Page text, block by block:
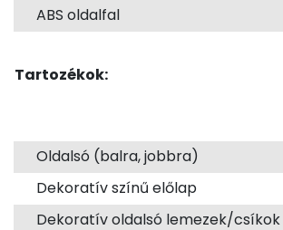
ABS oldalfal
Tartozékok:
Oldalsó (balra, jobbra)
Dekoratív színű előlap
Dekoratív oldalsó lemezek/csíkok